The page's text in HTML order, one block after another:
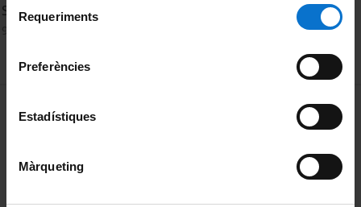
consultar laPolítica de galetes del lloc web de la
de Requeriments
Preferències
Estadístiques
Màrqueting
Sustainable Innovations
MENÚ PEU 1
Política de Cookies
Privacidad y términos